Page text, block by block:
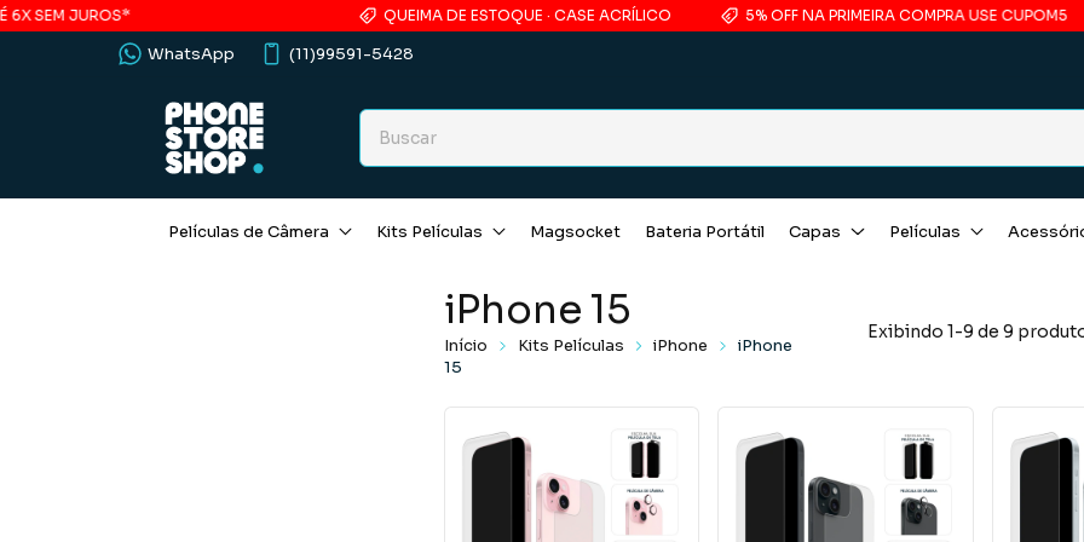
SEM JUROS* QUEIMA DE ESTOQUE · CASE ACRÍLICO 5% OFF NA PRIMEIRA COMPRA USE CUPOM5
WhatsApp (11)99591-5428
Películas de Câmera Kits Películas Magsocket Bateria Portátil Capas Películas
iPhone 15
Início Kits Películas iPhone
iPhone
15
Exibindo 1-9 de 9